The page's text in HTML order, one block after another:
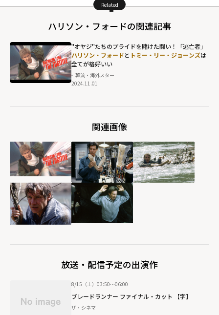
Related
ハリソン・フォードの関連記事
width="304"
height="203"
loading="lazy"
fetchpriority="h
igh">
"オヤジ"たちのプライドを賭けた闘い！「逃亡者」
ハリソン・フォードと トミー・リー・ジョーンズは
全てが格好いい
韓流・海外スター
2024.11.01
関連画像
放送・配信予定の出演作
8/15（土）03:50～06:00
ブレードランナー ファイナル・カット 【字】
ザ・シネマ